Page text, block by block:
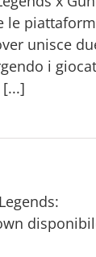
le
unisce
i